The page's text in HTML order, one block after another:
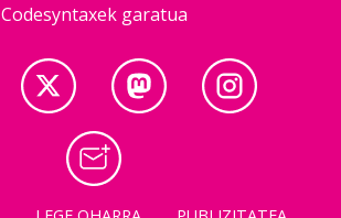
Codesyntaxek garatua